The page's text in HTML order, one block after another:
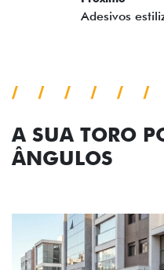
ÂNGULOS